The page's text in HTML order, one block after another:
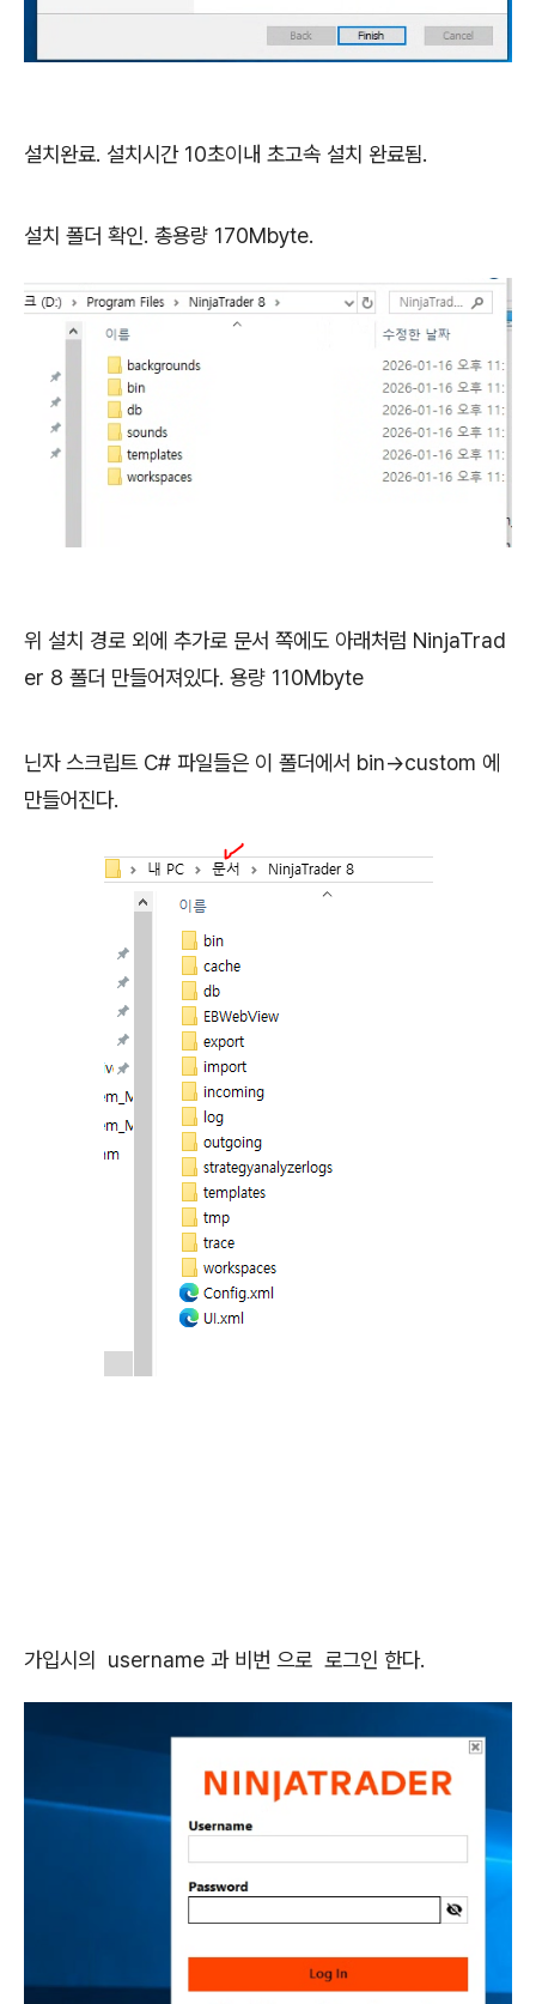
설치완료. 설치시간 10초이내 초고속 설치 완료됨.
설치 폴더 확인. 총용량 170Mbyte.
위 설치 경로 외에 추가로 문서 쪽에도 아래처럼 NinjaTrad
er 8 폴더 만들어져있다. 용량 110Mbyte
닌자 스크립트 C# 파일들은 이 폴더에서 bin->custom 에
만들어진다.
가입시의 username 과 비번 으로 로그인 한다.